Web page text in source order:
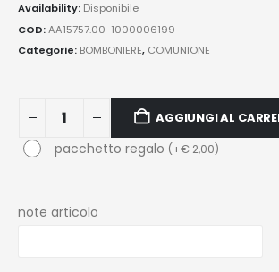
Availability: Disponibile
COD:AA15757.00-1000006199
Categorie: BOMBONIERE, COMUNIONE
AGGIUNGI AL
pacchetto regalo (+€2,00)
note articolo